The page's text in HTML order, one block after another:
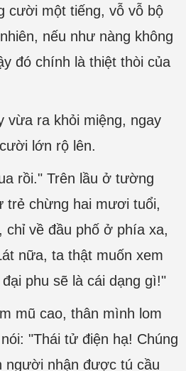
cười một tiếng, vỗ vỗ bộ
nếu như nàng không
đó chính là thiệt thòi của
vừa ra khỏi miệng, ngay
lớn rộ lên.
rồi." Trên lầu ở tường
trẻ chừng hai mươi tuổi,
chỉ về đầu phố ở phía xa,
nữa, ta thật muốn xem
phu sẽ là cái dạng gì!"
mũ cao, thân mình lom
"Thái tử điện hạ! Chúng
người nhận được tú cầu